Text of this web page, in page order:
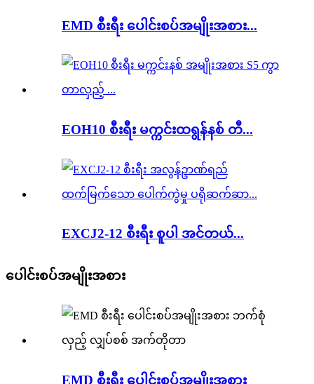
EMD စီးရီး ပေါင်းစပ်အမျိုးအစား...
EOH10 စီးရီး မက္ကင်းထရွန်နစ် တီ...
EXCJ2-12 စီးရီး စူပါ အင်တယ်...
ပေါင်းစပ်အမျိုးအစား
EMD စီးရီး ပေါင်းစပ်အမျိုးအစား